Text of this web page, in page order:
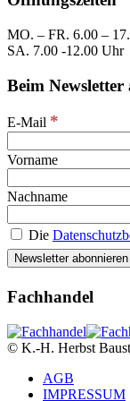
MO. – FR. 6.00 –
SA. 7.00 -12.00 Uhr
Beim Newsletter
E-Mail *
Vorname
Nachname
Die
Fachhandel
© K.-H. Herbst
AGB
IMPRESSUM